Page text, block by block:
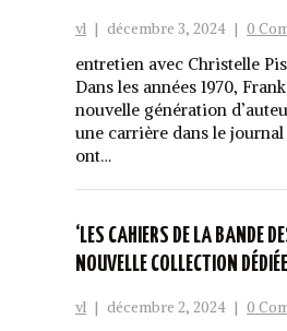
vl | décembre 3, 2024 | 0
entretien avec Christelle
Dans les années 1970,
nouvelle génération
une carrière dans le
ont…
‘LES CAHIERS DE LA BANDE
NOUVELLE COLLECTION
vl | décembre 2, 2024 | 0